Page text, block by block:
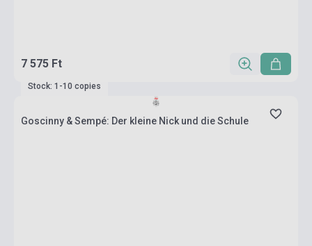
7 575 Ft
Stock: 1-10 copies
Goscinny & Sempé: Der kleine Nick und die Schule